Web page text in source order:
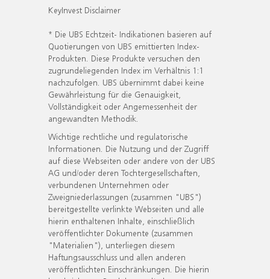
KeyInvest Disclaimer
* Die UBS Echtzeit- Indikationen basieren auf
Quotierungen von UBS emittierten Index-
Produkten. Diese Produkte versuchen den
zugrundeliegenden Index im Verhältnis 1:1
nachzufolgen. UBS übernimmt dabei keine
Gewährleistung für die Genauigkeit,
Vollständigkeit oder Angemessenheit der
angewandten Methodik.
Wichtige rechtliche und regulatorische
Informationen. Die Nutzung und der Zugriff
auf diese Webseiten oder andere von der UBS
AG und/oder deren Tochtergesellschaften,
verbundenen Unternehmen oder
Zweigniederlassungen (zusammen "UBS")
bereitgestellte verlinkte Webseiten und alle
hierin enthaltenen Inhalte, einschließlich
veröffentlichter Dokumente (zusammen
"Materialien"), unterliegen diesem
Haftungsausschluss und allen anderen
veröffentlichten Einschränkungen. Die hierin